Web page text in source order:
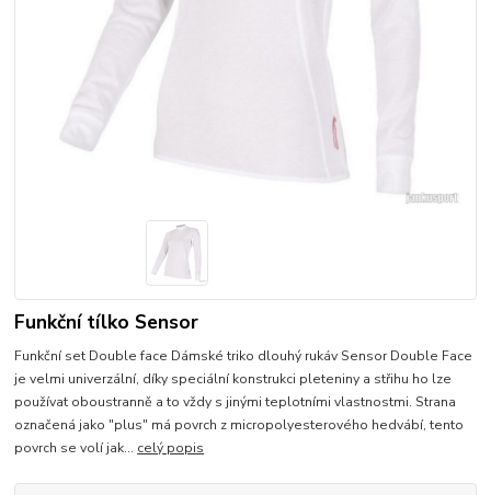
Funkční tílko Sensor
Funkční set Double face Dámské triko dlouhý rukáv Sensor Double Face
je velmi univerzální, díky speciální konstrukci pleteniny a střihu ho lze
používat oboustranně a to vždy s jinými teplotními vlastnostmi. Strana
označená jako "plus" má povrch z micropolyesterového hedvábí, tento
povrch se volí jak... celý popis